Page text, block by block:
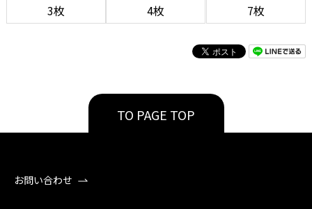
3枚 4枚 7枚
TO PAGE TOP
お問い合わせ